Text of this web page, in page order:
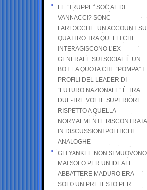
LE “TRUPPE” SOCIAL DI
VANNACCI? SONO
FARLOCCHE: UN ACCOUNT SU
QUATTRO TRA QUELLI CHE
INTERAGISCONO L’EX
GENERALE SUI SOCIAL È UN
BOT. LA QUOTA CHE “POMPA” I
PROFILI DEL LEADER DI
“FUTURO NAZIONALE” È TRA
DUE-TRE VOLTE SUPERIORE
RISPETTO A QUELLA
NORMALMENTE RISCONTRATA
IN DISCUSSIONI POLITICHE
ANALOGHE
GLI YANKEE NON SI MUOVONO
MAI SOLO PER UN IDEALE:
ABBATTERE MADURO ERA
SOLO UN PRETESTO PER